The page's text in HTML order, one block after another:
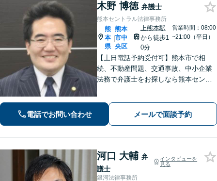
木野 博徳 弁護士
熊本セントラル法律事務所
熊
本
県
|
熊本
市中
央区
上熊本駅
から徒歩1
0分
営業時間：08:00
~21:00（平日）
【土日電話予約受付可】熊本市で相
続、不動産問題、交通事故、中小企業
法務で弁護士をお探しなら熊本セント
受付可】【休日・夜間相談可】
電話でお問い合わせ メールで面談予約
河口 大輔 弁
護士
インタビューを
見る
銀河法律事務所